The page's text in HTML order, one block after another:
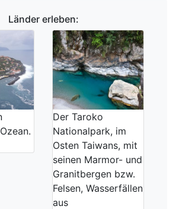
Länder erleben:
Der Taroko
Nationalpark, im
Osten Taiwans, mit
seinen Marmor- und
Granitbergen bzw.
Felsen, Wasserfällen
aus